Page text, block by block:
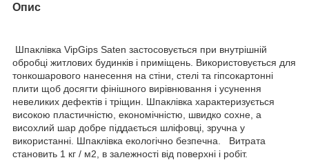
Опис
Шпаклівка VipGips Saten застосовується при внутрішній
обробці житлових будинків і приміщень. Використовується для
тонкошарового нанесення на стіни, стелі та гіпсокартонні
плити щоб досягти фінішного вирівнювання і усунення
невеликих дефектів і тріщин. Шпаклівка характеризується
високою пластичністю, економічністю, швидко сохне, а
висохлий шар добре піддається шліфовці, зручна у
використанні. Шпаклівка екологічно безпечна. Витрата
становить 1 кг / м2, в залежності від поверхні і робіт.